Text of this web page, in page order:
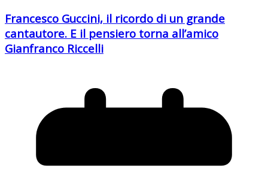
Francesco Guccini, il ricordo di un grande
cantautore. E il pensiero torna all’amico
Gianfranco Riccelli